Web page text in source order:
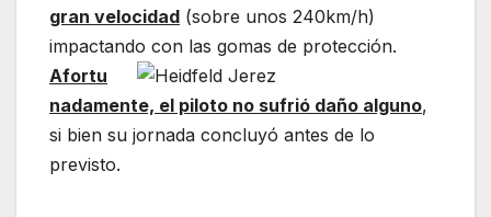
gran velocidad (sobre unos 240km/h)
impactando con las gomas de protección.
Afortu
nadamente, el piloto no sufrió daño alguno,
si bien su jornada concluyó antes de lo
previsto.